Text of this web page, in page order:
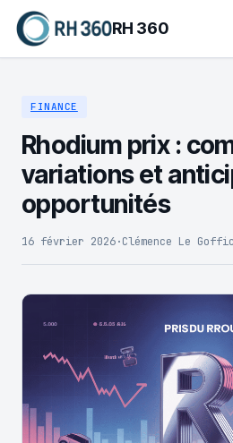
RH 360
FINANCE
Rhodium prix :
variations et
opportunités
16 février 2026·Clémence Le Goffic